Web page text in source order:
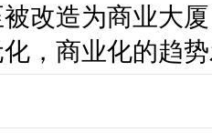
改造为商业大
，商业化的趋